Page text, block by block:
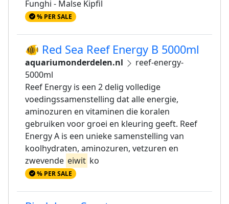
Funghi - Malse Kipfil
% PER SALE
🐠 Red Sea Reef Energy B 5000ml
aquariumonderdelen.nl
reef-energy-
5000ml
Reef Energy is een 2 delig volledige
voedingssamenstelling dat alle energie,
aminozuren en vitaminen die koralen
gebruiken voor groei en kleuring geeft. Reef
Energy A is een unieke samenstelling van
koolhydraten, aminozuren, vetzuren en
zwevende eiwit ko
% PER SALE